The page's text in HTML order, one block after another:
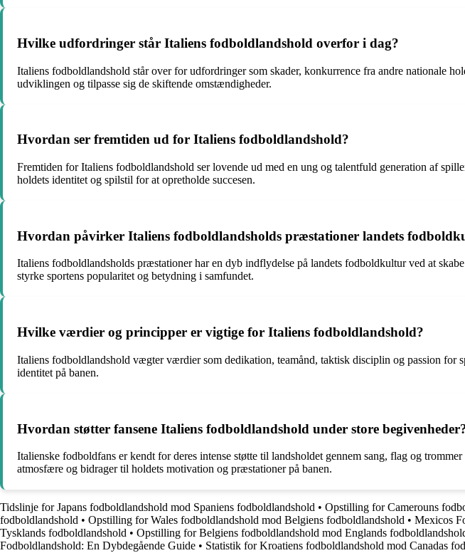
Hvilke udfordringer står Italiens fodboldlandshold overfor i dag?
Italiens fodboldlandshold står over for udfordringer som skader, konkurrence fra andre nationale
udviklingen og tilpasse sig de skiftende omstændigheder.
Hvordan ser fremtiden ud for Italiens fodboldlandshold?
Fremtiden for Italiens fodboldlandshold ser lovende ud med en ung og talentfuld generation af
holdets identitet og spilstil for at opretholde succesen.
Hvordan påvirker Italiens fodboldlandsholds præstationer landets
Italiens fodboldlandsholds præstationer har en dyb indflydelse på landets fodboldkultur ved at
styrke sportens popularitet og betydning i samfundet.
Hvilke værdier og principper er vigtige for Italiens fodboldlandshold?
Italiens fodboldlandshold vægter værdier som dedikation, teamånd, taktisk disciplin og passion for
identitet på banen.
Hvordan støtter fansene Italiens fodboldlandshold under store
Italienske fodboldfans er kendt for deres intense støtte til landsholdet gennem sang, flag og
atmosfære og bidrager til holdets motivation og præstationer på banen.
Tidslinje for Japans fodboldlandshold mod Spaniens fodboldlandshold • Opstilling for Camerouns
fodboldlandshold • Opstilling for Wales fodboldlandshold mod Belgiens fodboldlandshold • Mexicos
Tysklands fodboldlandshold • Opstilling for Belgiens fodboldlandshold mod Englands
Fodboldlandshold: En Dybdegående Guide • Statistik for Kroatiens fodboldlandshold mod Canadas